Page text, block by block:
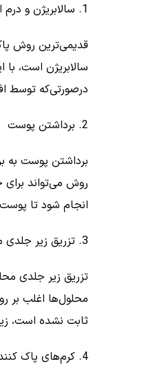
1. سالابریژن و درم ابریژن
قدیمی‌ترین روش
سالابریژن است،
درصورتی‌که توسط
2. برداشتن پوست
برداشتن پوست به
روش می‌تواند
انجام شود تا
3. تزریق زیر جلدی محلول‌ها
تزریق زیر جلدی
محلول‌ها اغلب بر
ثابت نشده است،
4. کرم‌های پاک کننده تاتو